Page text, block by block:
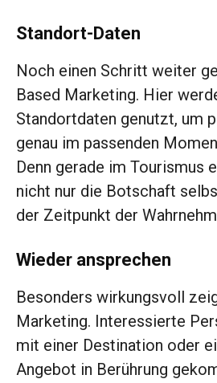
Standort-Daten
Noch einen Schritt weiter
Based Marketing. Hier
Standortdaten genutzt, um
genau im passenden
Denn gerade im Tourismus
nicht nur die Botschaft
der Zeitpunkt der
Wieder ansprechen
Besonders wirkungsvoll
Marketing. Interessierte
mit einer Destination oder
Angebot in Berührung